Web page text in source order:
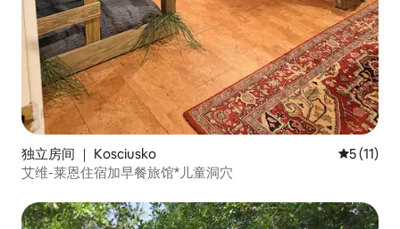
独立房间 ｜ Kosciusko 平均评分
5 (11)
艾维-莱恩住宿加早餐旅馆*儿童洞穴